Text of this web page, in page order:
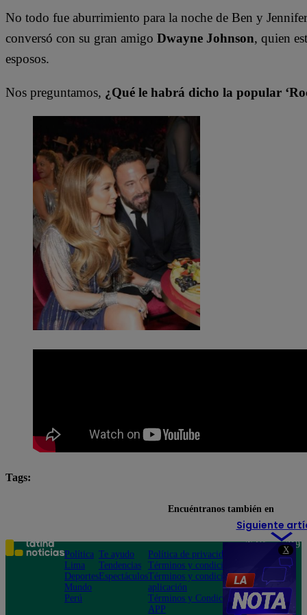
X
No todo fue aburrimiento para la noche de Ben y
conversó con su gran amigo Dwayne Johnson, quien
esposos.
Nos preguntamos, ¿Qué le habrá dicho la popular
Tags:
Siguiente
Encuéntranos también en
Política
Lima
Deportes
Mundo
Perú
Te ayudo
Tendencias
Espectáculos
Política de privacidad
Términos y condiciones
Términos y condiciones
aplicación
Términos y Condiciones
APP
Teléfono: 219
Av. San
Felipe 968
Jesús María